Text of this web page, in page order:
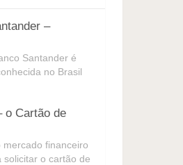
–
Santander é
no Brasil
o Cartão de
financeiro
o cartão de